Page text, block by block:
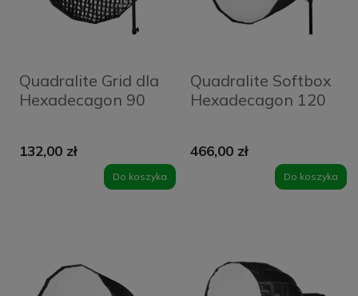
Quadralite Grid dla
Hexadecagon 90
132,00 zł
Do koszyka
Quadralite Softbox
Hexadecagon 120
466,00 zł
Do koszyka